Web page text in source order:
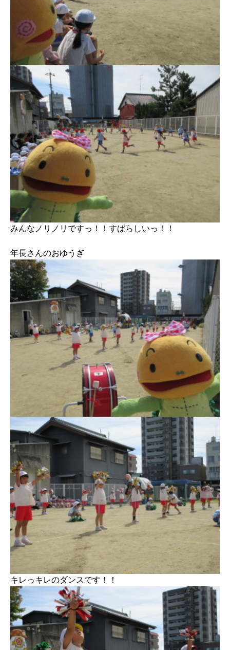
みんなノリノリですっ！！すばらしいっ！！
年長さんのおゆうぎ
キレっキレのダンスです！！